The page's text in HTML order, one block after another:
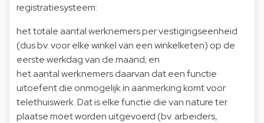
registratiesysteem:
het totale aantal werknemers per vestigingseenheid
(dus bv. voor elke winkel van een winkelketen) op de
eerste werkdag van de maand; en
het aantal werknemers daarvan dat een functie
uitoefent die onmogelijk in aanmerking komt voor
telethuiswerk. Dat is elke functie die van nature ter
plaatse moet worden uitgevoerd (bv. arbeiders,